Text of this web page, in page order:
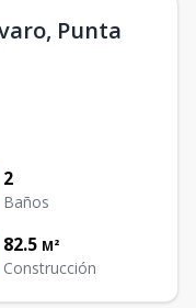
Punta
2
Baños
82.5 M²
Construcción